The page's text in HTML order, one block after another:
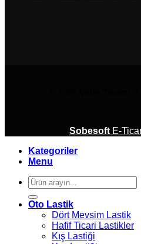
Sobesoft E-
Kategoriler
Menu
Ara:
Oto Lastik
Dört Mevsim Lastik
Hafif Ticari Lastikler
Kış Lastiği